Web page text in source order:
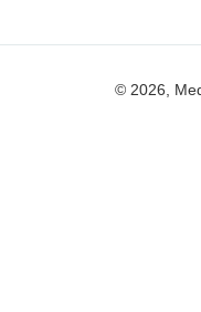
© 2026,